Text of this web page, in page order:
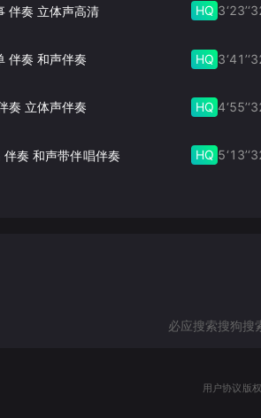
伴奏 立体声高清 HQ 3‘23’‘
伴奏 和声伴奏 HQ 3‘41’‘
奏 立体声伴奏 HQ 4‘55’‘
伴奏 和声带伴唱伴奏 HQ 5‘13’‘
必应搜索搜狗搜
用户协议 版